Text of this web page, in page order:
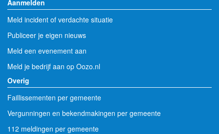
Aanmelden
Meld incident of verdachte situatie
Publiceer je eigen nieuws
Meld een evenement aan
Meld je bedrijf aan op Oozo.nl
Overig
Faillissementen per gemeente
Vergunningen en bekendmakingen per gemeente
112 meldingen per gemeente